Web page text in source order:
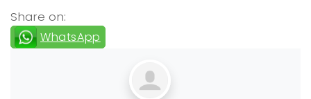
Share on:
WhatsApp